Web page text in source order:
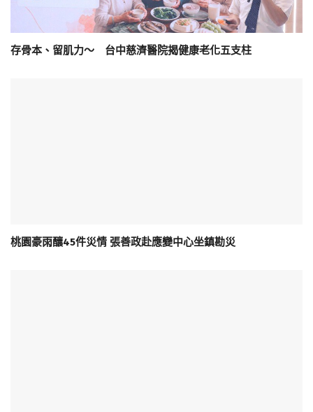
存骨本、留肌力～ 台中慈濟醫院揭健康老化五支柱
桃園豪雨釀45件災情 張善政赴應變中心坐鎮勘災